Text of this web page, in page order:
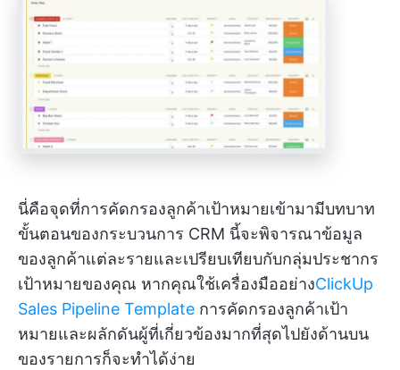
นี่คือจุดที่การคัดกรองลูกค้าเป้าหมายเข้ามามีบทบาท
ขั้นตอนของกระบวนการ CRM นี้จะพิจารณาข้อมูล
ของลูกค้าแต่ละรายและเปรียบเทียบกับกลุ่มประชากร
เป้าหมายของคุณ หากคุณใช้เครื่องมืออย่างClickUp
Sales Pipeline Template การคัดกรองลูกค้าเป้า
หมายและผลักดันผู้ที่เกี่ยวข้องมากที่สุดไปยังด้านบน
ของรายการก็จะทำได้ง่าย